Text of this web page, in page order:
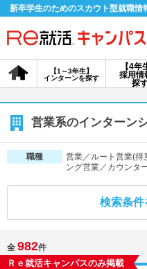
新卒学生のためのスカウト型就職情
【4年
採用情
探
【1～3年生】
インターンを探す
会員登録
探す
【
説
イベントを探す
営業系のインターン
職種
営業／ルート営業(得
ング営業／カウンタ
検索条件
全 982件
Ｒｅ就活キャンパスのみ掲載